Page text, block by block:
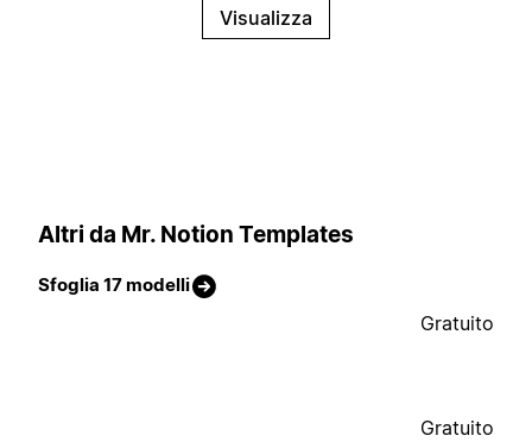
Visualizza
Altri da Mr. Notion Templates
Sfoglia 17 modelli
Gratuito
Gratuito